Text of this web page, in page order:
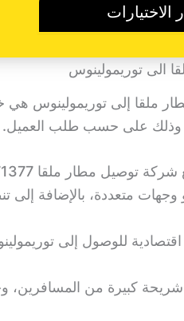
الاختيارات
الى توريمولينوس
ملقا إلى توريمولينوس هي
وذلك على حسب طلب العميل.
متعددة، بالإضافة إلى
للوصول إلى
كبيرة من المسافرين،